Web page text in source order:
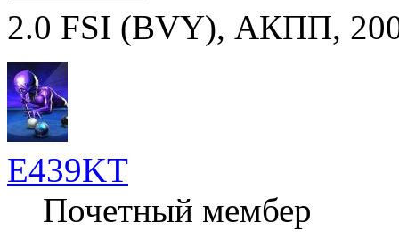
2.0 FSI (BVY), АКПП,
E439KT
Почетный мембер